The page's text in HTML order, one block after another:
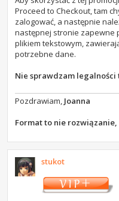
Proceed to Checkout, tam
zalogować, a następnie
następnej stronie zapewne
plikiem tekstowym,
potrzebne dane.
Nie sprawdzam
Pozdrawiam, Joanna
Format to nie
stukot